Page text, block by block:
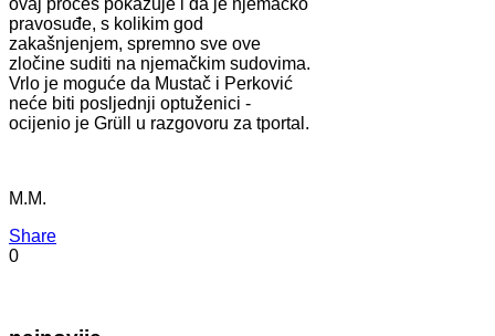
pravosuđe, s kolikim god
zakašnjenjem, spremno sve ove
zločine suditi na njemačkim sudovima.
Vrlo je moguće da Mustač i Perković
neće biti posljednji optuženici -
ocijenio je Grüll u razgovoru za tportal.
M.M.
Share
0